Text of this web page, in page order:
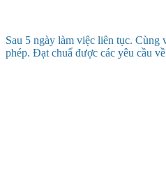
Sau 5 ngày làm việc liên tục.
phép. Đạt chuẩ được các yêu cầu